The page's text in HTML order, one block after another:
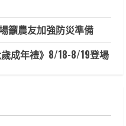
籲農友加強防災準備
成年禮》8/18-8/19登場